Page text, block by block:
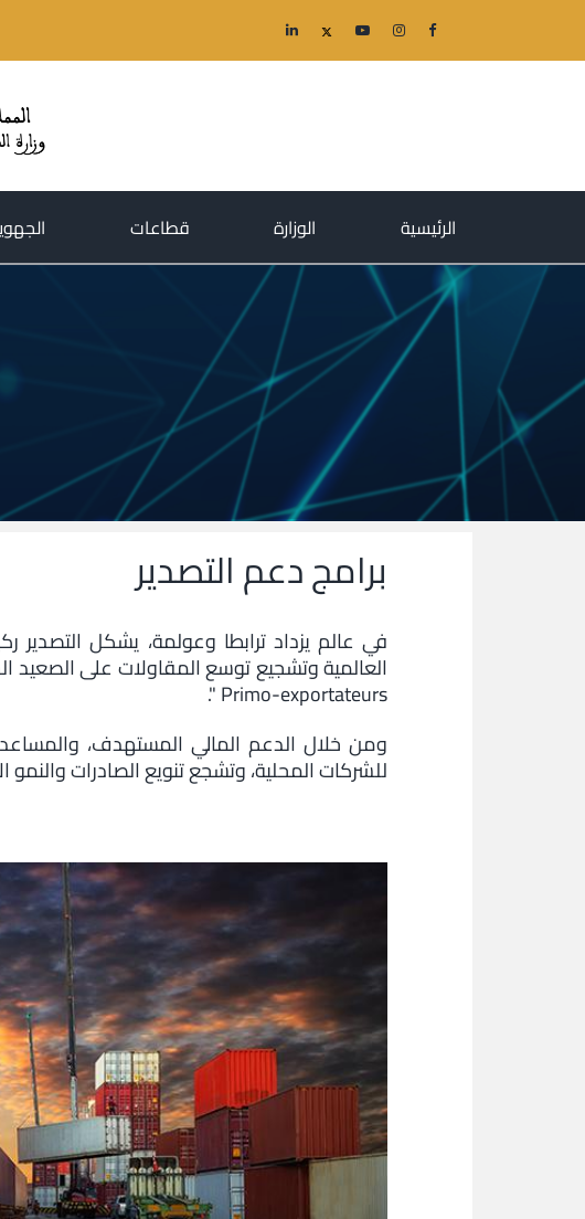
الرئيسية
(current) الوزارة(current) قطاعات
(current)
برامج دعم التصدير
في عالم يزداد ترابطا وعولمة، يشكل
Primo-exportateurs ".
ومن خلال الدعم المالي المستهدف،
للشركات المحلية، وتشجع تنويع الصادرات والنمو